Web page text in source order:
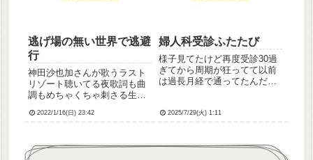
逃げ場の無い世界で逃避
行
神田沙也加さんが歌うラスト
リゾート聴いてる夜歌詞も曲
調もめちゃくちゃ刺さる生き
2022/1/16(日) 23:42
婦人科受診ふたたび
様子見てたけど再度受診30過
ぎてから周期が狂ってて以前
は過長月経で通ってたんだけ
なとは思ってても来なければ
怖くて聞けなかった子ども授
2025/7/29(火) 1:11